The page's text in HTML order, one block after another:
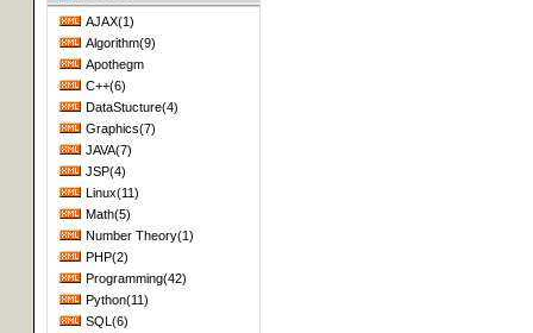
AJAX(1)
Algorithm(9)
Apothegm
C++(6)
DataStucture(4)
Graphics(7)
JAVA(7)
JSP(4)
Linux(11)
Math(5)
Number Theory(1)
PHP(2)
Programming(42)
Python(11)
SQL(6)